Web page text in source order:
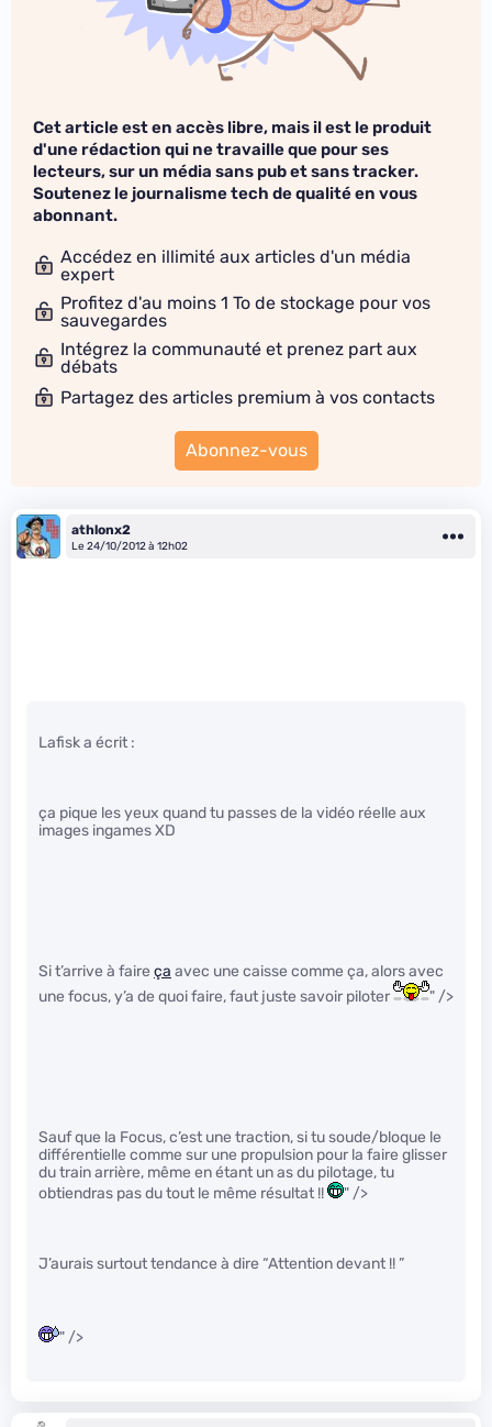
Cet article est en accès libre, mais il est le produit
d'une rédaction qui ne travaille que pour ses
lecteurs, sur un média sans pub et sans tracker.
Soutenez le journalisme tech de qualité en vous
abonnant.
Accédez en illimité aux articles d'un média
expert
Profitez d'au moins 1 To de stockage pour vos
sauvegardes
Intégrez la communauté et prenez part aux
débats
Partagez des articles premium à vos contacts
Abonnez-vous
athlonx2
Le 24/10/2012 à 12h02
Lafisk a écrit :
ça pique les yeux quand tu passes de la vidéo réelle aux
images ingames XD
Si t’arrive à faire ça avec une caisse comme ça, alors avec
une focus, y’a de quoi faire, faut juste savoir piloter
" />
Sauf que la Focus, c’est une traction, si tu soude/bloque le
différentielle comme sur une propulsion pour la faire glisser
du train arrière, même en étant un as du pilotage, tu
obtiendras pas du tout le même résultat !!
" />
J’aurais surtout tendance à dire “Attention devant !! ”
" />